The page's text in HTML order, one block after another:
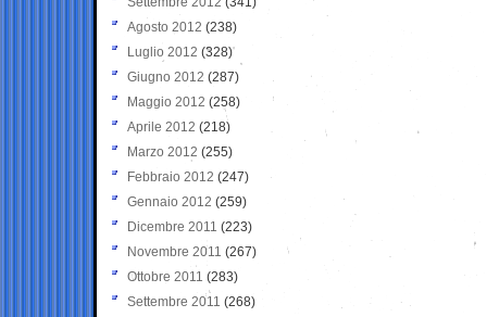
Agosto 2012 (238)
Luglio 2012 (328)
Giugno 2012 (287)
Maggio 2012 (258)
Aprile 2012 (218)
Marzo 2012 (255)
Febbraio 2012 (247)
Gennaio 2012 (259)
Dicembre 2011 (223)
Novembre 2011 (267)
Ottobre 2011 (283)
Settembre 2011 (268)